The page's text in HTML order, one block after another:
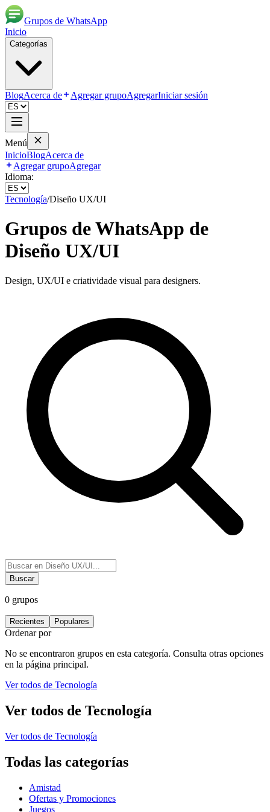
Grupos de WhatsApp
Inicio
Categorías
BlogAcerca de Agregar grupoAgregarIniciar sesión
Menú
InicioBlogAcerca de
Agregar grupoAgregar
Idioma:
Tecnología/Diseño UX/UI
Grupos de WhatsApp de
Diseño UX/UI
Design, UX/UI e criatividade visual para designers.
Buscar
0 grupos
Recientes Populares
Ordenar por
No se encontraron grupos en esta categoría. Consulta otras opciones
en la página principal.
Ver todos de Tecnología
Ver todos de Tecnología
Ver todos de Tecnología
Todas las categorías
Amistad
Ofertas y Promociones
Juegos